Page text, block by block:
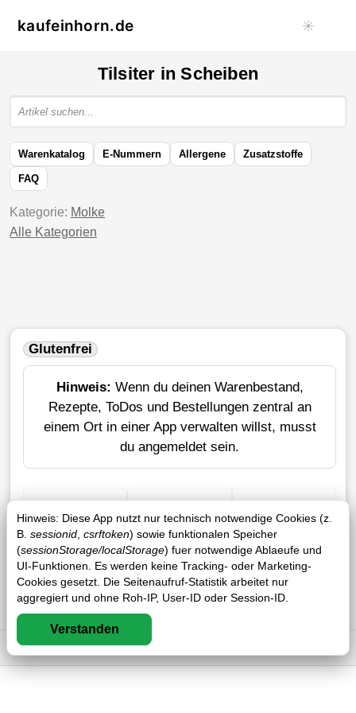
kaufeinhorn.de ☀️
Hinweis: Diese App nutzt nur technisch notwendige Cookies (z.
B. sessionid csrftoken) sowie funktionalen Speicher
(sessionStorage/localStorage) fuer notwendige Ablaeufe und
UI-Funktionen. Es werden keine Tracking- oder Marketing-
Cookies gesetzt. Die Seitenaufruf-Statistik arbeitet nur
aggregiert und ohne Roh-IP, User-ID oder Session-ID.
Verstanden
Tilsiter in Scheiben
Warenkatalog E-Nummern Allergene Zusatzstoffe
FAQ
Kategorie: Molke
Alle Kategorien
Glutenfrei
Hinweis: Wenn du deinen Warenbestand,
Rezepte, ToDos und Bestellungen zentral an
einem Ort in einer App verwalten willst, musst
du angemeldet sein.
+ Einkauf Verlustrechner Sticker erstellen
Impressum